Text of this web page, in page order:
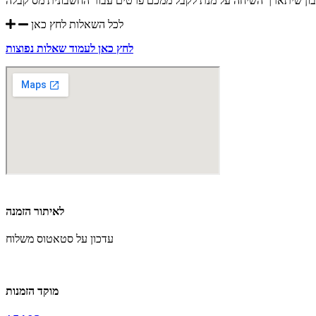
לכל השאלות לחץ כאן
לחץ כאן לעמוד שאלות נפוצות
לאיתור הזמנה
עדכון על סטאטוס משלוח
מוקד הזמנות